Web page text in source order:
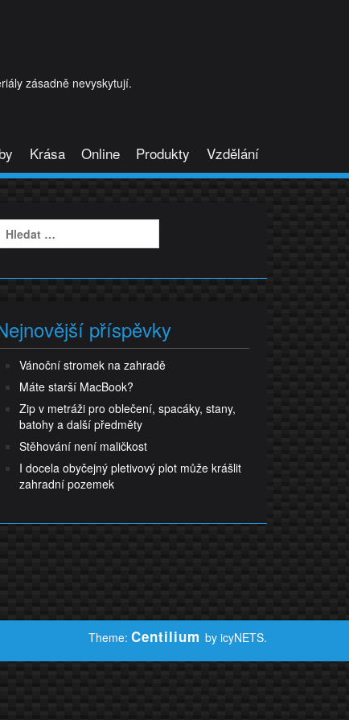
zásadně nevyskytují.
Krása Online Produkty Vzdělání
Vyhledávání
příspěvky
Vánoční stromek na zahradě
Máte starší MacBook?
Zip v metráži pro oblečení, spacáky, stany,
batohy a další předměty
Stěhování není maličkost
I docela obyčejný pletivový plot může krášlit
zahradní pozemek
Theme: Centilium by icyNETS.